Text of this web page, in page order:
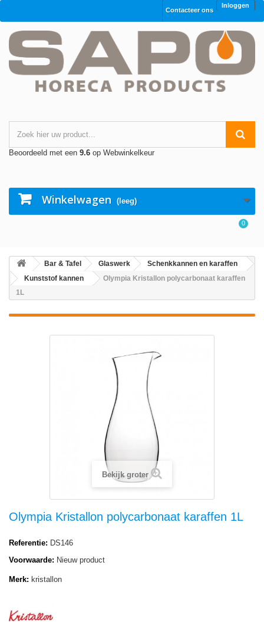
Inloggen
Contacteer ons
Beoordeeld met een 9.6 op Webwinkelkeur
Winkelwagen (leeg)
0
Bar & Tafel Glaswerk
Schenkkannen en karaffen
Kunststof kannen
Olympia Kristallon polycarbonaat karaffen
1L
Bekijk groter
Olympia Kristallon polycarbonaat karaffen 1L
Referentie: DS146
Voorwaarde: Nieuw product
Merk: kristallon